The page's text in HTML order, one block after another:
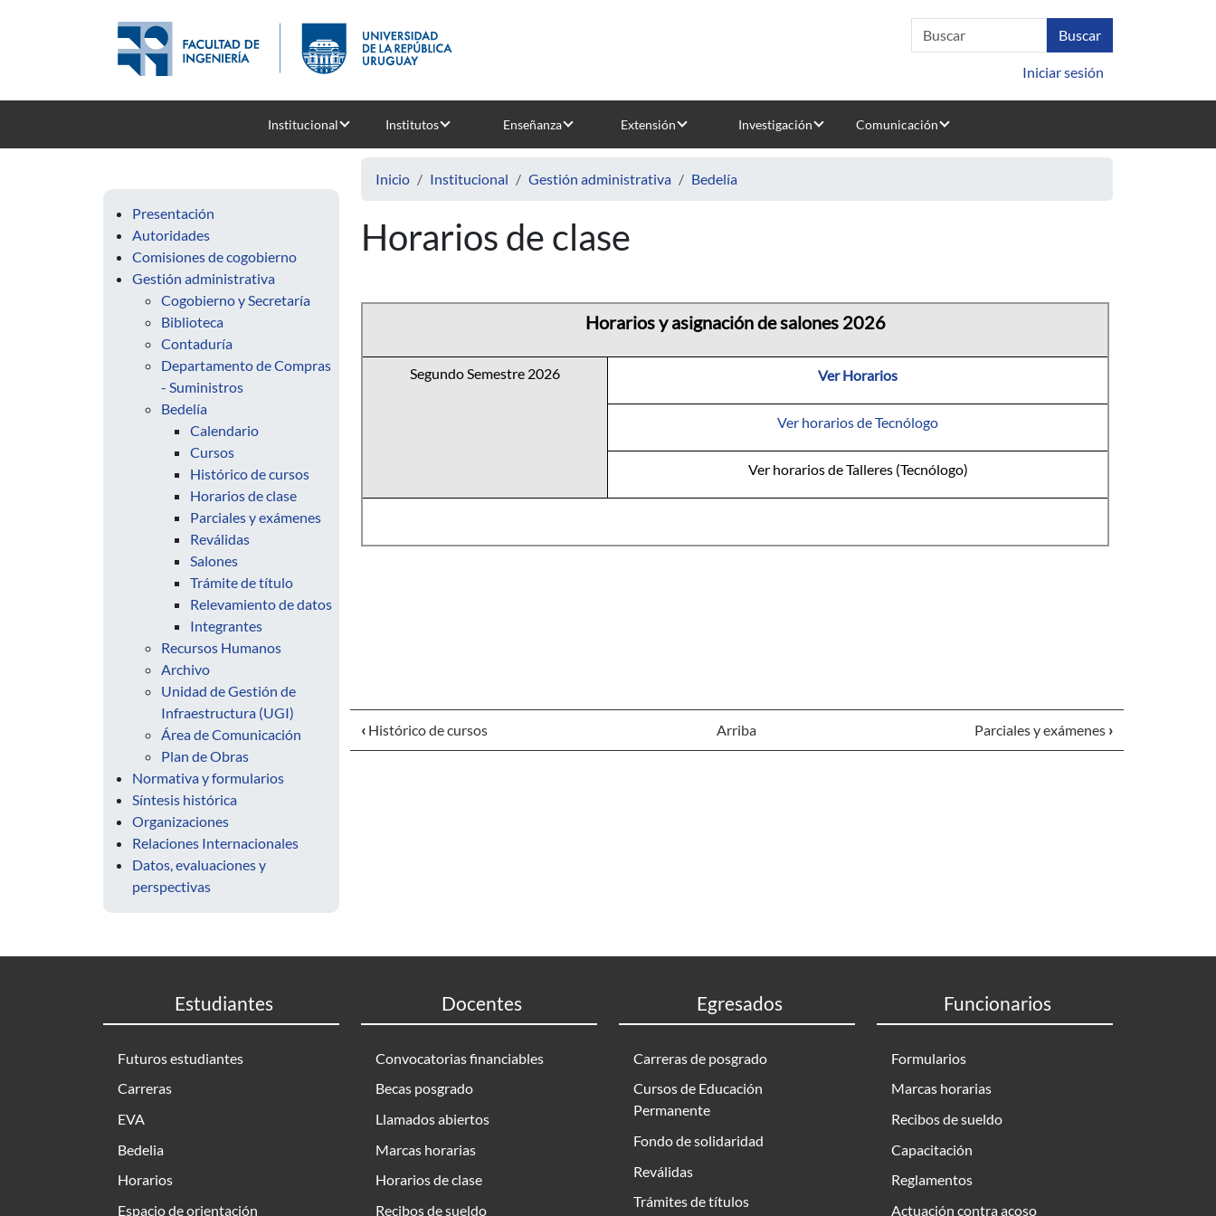
Iniciar sesión
Institucional Institutos Enseñanza Extensión Investigación Comunicación
Presentación
Autoridades
Comisiones de cogobierno
Gestión administrativa
Cogobierno y Secretaría
Biblioteca
Contaduría
Departamento de Compras
- Suministros
Bedelía
Calendario
Cursos
Histórico de cursos
Horarios de clase
Parciales y exámenes
Reválidas
Salones
Trámite de título
Relevamiento de datos
Integrantes
Recursos Humanos
Archivo
Unidad de Gestión de
Infraestructura (UGI)
Área de Comunicación
Plan de Obras
Normativa y formularios
Síntesis histórica
Organizaciones
Relaciones Internacionales
Datos, evaluaciones y
perspectivas
Inicio Institucional Gestión administrativa Bedelía
Horarios de clase
Horarios y asignación de salones 2026
Segundo Semestre 2026 Ver Horarios
Ver horarios de Tecnólogo
Ver horarios de Talleres (Tecnólogo)
‹ Histórico de cursos Arriba Parciales y exámenes ›
Estudiantes
Futuros estudiantes
Carreras
EVA
Bedelia
Horarios
Espacio de orientación
Docentes
Convocatorias financiables
Becas posgrado
Llamados abiertos
Marcas horarias
Horarios de clase
Recibos de sueldo
Egresados
Carreras de posgrado
Cursos de Educación
Permanente
Fondo de solidaridad
Reválidas
Trámites de títulos
Funcionarios
Formularios
Marcas horarias
Recibos de sueldo
Capacitación
Reglamentos
Actuación contra acoso